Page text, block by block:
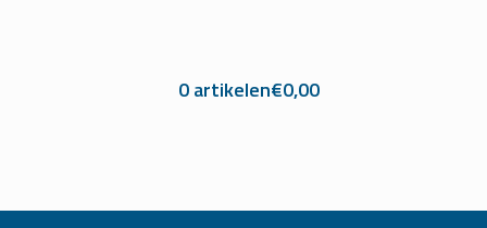
0 artikelen€0,00